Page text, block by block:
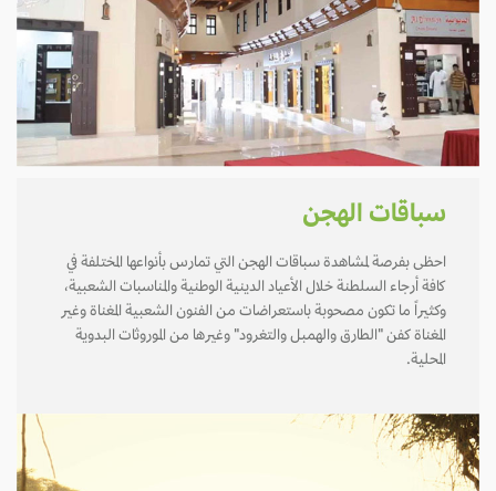
سباقات الهجن
احظى بفرصة لمشاهدة سباقات الهجن التي تمارس بأنواعها المختلفة في
كافة أرجاء السلطنة خلال الأعياد الدينية الوطنية والمناسبات الشعبية،
وكثيراً ما تكون مصحوبة باستعراضات من الفنون الشعبية المغناة وغير
المغناة كفن "الطارق والهمبل والتغرود" وغيرها من الموروثات البدوية
المحلية.